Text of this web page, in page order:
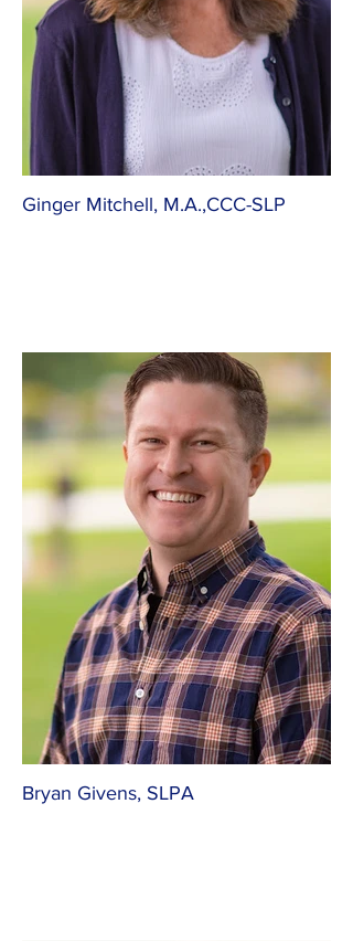
Ginger Mitchell, M.A.,CCC-SLP
Bryan Givens, SLPA